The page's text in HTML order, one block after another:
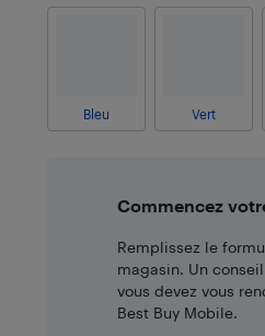
Bleu Vert
Commencez
Remplissez le
magasin. Un
vous devez vous
Best Buy Mobile.